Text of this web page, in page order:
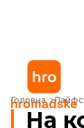
Головна
На кордоні з
На